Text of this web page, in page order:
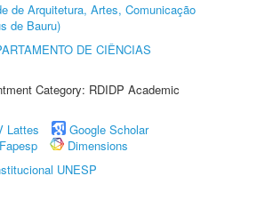
de Arquitetura, Artes, Comunicação
de Bauru)
DE CIÊNCIAS
Category: RDIDP Academic
Lattes
Google Scholar
Fapesp
Dimensions
UNESP